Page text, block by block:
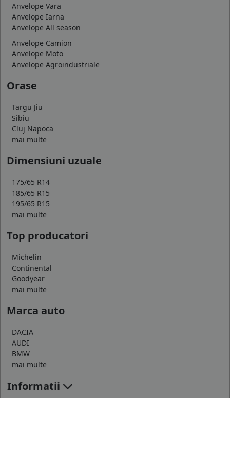
Anvelope Vara
Anvelope Iarna
Anvelope All season
Anvelope Camion
Anvelope Moto
Anvelope Agroindustriale
Orase
Targu Jiu
Sibiu
Cluj Napoca
mai multe
Dimensiuni uzuale
175/65 R14
185/65 R15
195/65 R15
mai multe
Top producatori
Michelin
Continental
Goodyear
mai multe
Marca auto
DACIA
AUDI
BMW
mai multe
Informatii